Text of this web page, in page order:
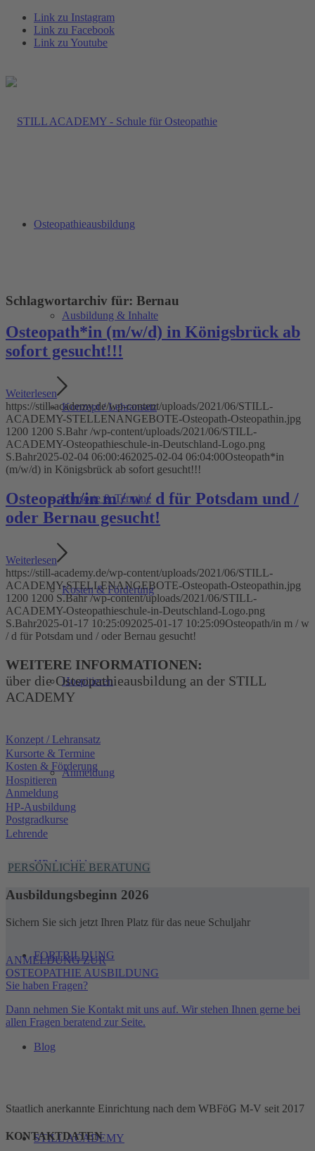
Link zu Instagram
Link zu Facebook
Link zu Youtube
Osteopathieausbildung
Ausbildung & Inhalte
Konzept / Lehransatz
Kursorte & Termine
Kosten & Förderung
Hospitieren
Anmeldung
HP-Ausbildung
FORTBILDUNG
Blog
STILL ACADEMY
Schlagwortarchiv für: Bernau
Osteopath*in (m/w/d) in Königsbrück ab
sofort gesucht!!!
Weiterlesen
https://still-academy.de/wp-content/uploads/2021/06/STILL-
ACADEMY-STELLENANGEBOTE-Osteopath-Osteopathin.jpg
1200 1200 S.Bahr /wp-content/uploads/2021/06/STILL-
ACADEMY-Osteopathieschule-in-Deutschland-Logo.png
S.Bahr2025-02-04 06:00:462025-02-04 06:04:00Osteopath*in
(m/w/d) in Königsbrück ab sofort gesucht!!!
Osteopath/in m / w / d für Potsdam und /
oder Bernau gesucht!
Weiterlesen
https://still-academy.de/wp-content/uploads/2021/06/STILL-
ACADEMY-STELLENANGEBOTE-Osteopath-Osteopathin.jpg
1200 1200 S.Bahr /wp-content/uploads/2021/06/STILL-
ACADEMY-Osteopathieschule-in-Deutschland-Logo.png
S.Bahr2025-01-17 10:25:092025-01-17 10:25:09Osteopath/in m / w
/ d für Potsdam und / oder Bernau gesucht!
WEITERE INFORMATIONEN:
über die Osteopathieausbildung an der STILL
ACADEMY
Konzept / Lehransatz
Kursorte & Termine
Kosten & Förderung
Hospitieren
Anmeldung
HP-Ausbildung
Postgradkurse
Lehrende
PERSÖNLICHE BERATUNG
Ausbildungsbeginn 2026
Sichern Sie sich jetzt Ihren Platz für das neue Schuljahr
ANMELDUNG ZUR
OSTEOPATHIE AUSBILDUNG
Sie haben Fragen?
Dann nehmen Sie Kontakt mit uns auf. Wir stehen Ihnen gerne bei
allen Fragen beratend zur Seite.
Staatlich anerkannte Einrichtung nach dem WBFöG M-V seit 2017
KONTAKTDATEN